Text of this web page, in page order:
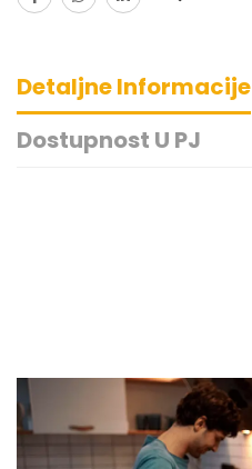
Detaljne Informacije
Dostupnost U PJ